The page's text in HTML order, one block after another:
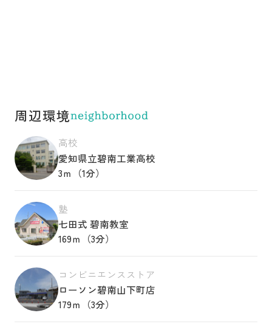
周辺環境
高校
愛知県立碧南工業高校
3ｍ（1分）
塾
七田式 碧南教室
169ｍ（3分）
コンビニエンスストア
ローソン碧南山下町店
179ｍ（3分）